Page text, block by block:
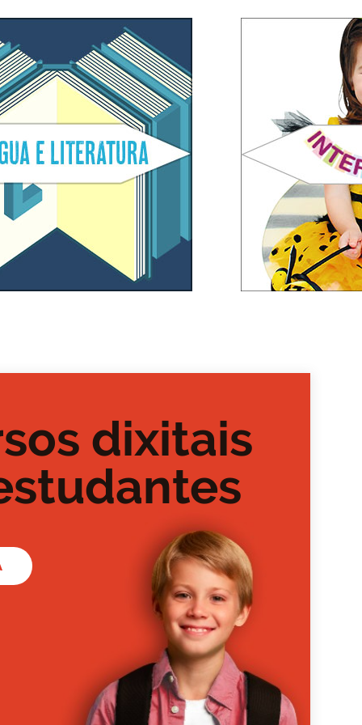
dixitais